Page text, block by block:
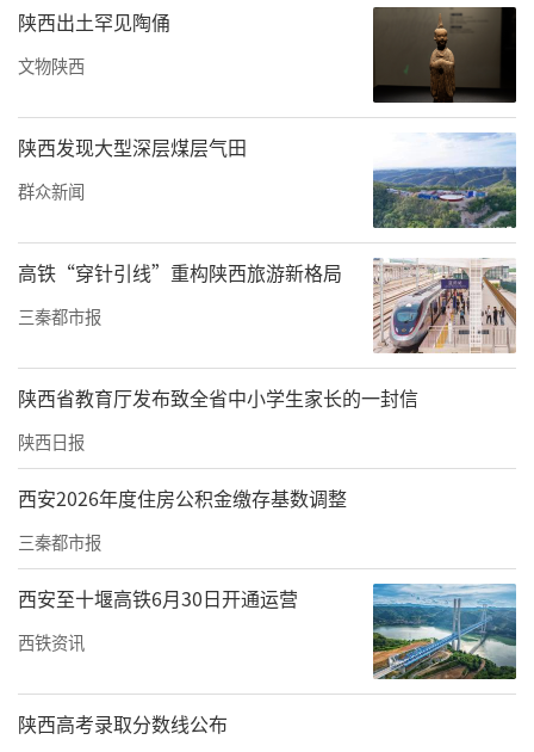
陕西出土罕见陶俑
文物陕西
陕西发现大型深层煤层气田
群众新闻
高铁“穿针引线”重构陕西旅游新格局
三秦都市报
陕西省教育厅发布致全省中小学生家长的一封信
陕西日报
西安2026年度住房公积金缴存基数调整
三秦都市报
西安至十堰高铁6月30日开通运营
西铁资讯
陕西高考录取分数线公布